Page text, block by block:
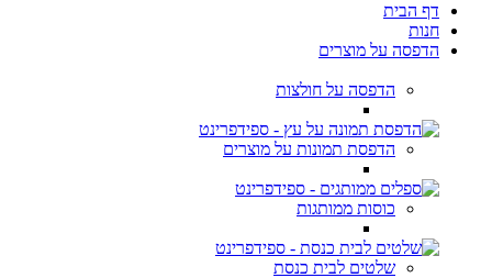
דף הבית
חנות
הדפסה על מוצרים
הדפסה על חולצות
הדפסת תמונות על מוצרים
כוסות ממותגות
שלטים לבית כנסת